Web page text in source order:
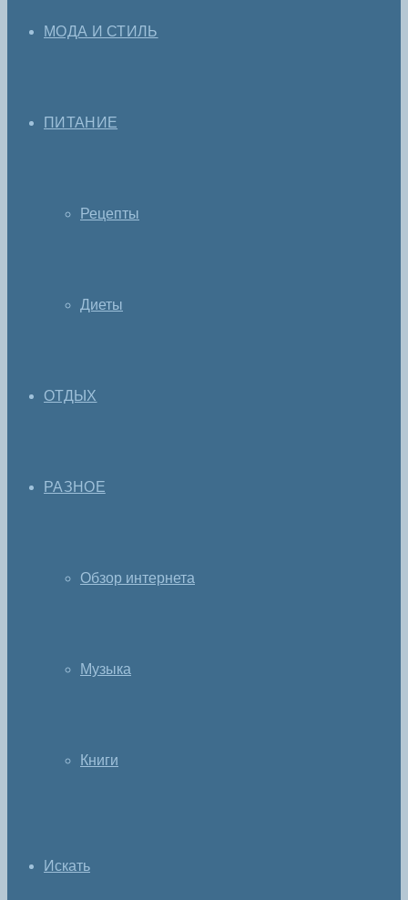
МОДА И СТИЛЬ
ПИТАНИЕ
Рецепты
Диеты
ОТДЫХ
РАЗНОЕ
Обзор интернета
Музыка
Книги
Искать